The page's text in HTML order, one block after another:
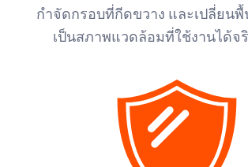
กำจัดกรอบที่กีดขวาง และเปลี่ยน
เป็นสภาพแวดล้อมที่ใช้งานได้จ